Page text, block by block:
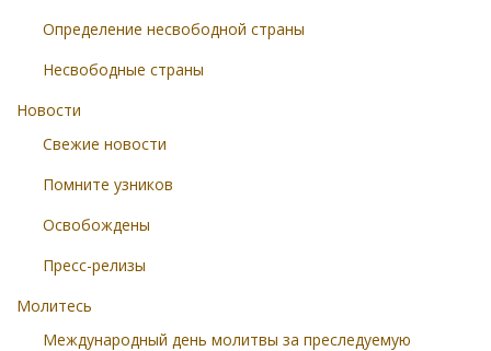
Определение несвободной страны
Несвободные страны
Новости
Свежие новости
Помните узников
Освобождены
Пресс-релизы
Молитесь
Международный день молитвы за преследуемую